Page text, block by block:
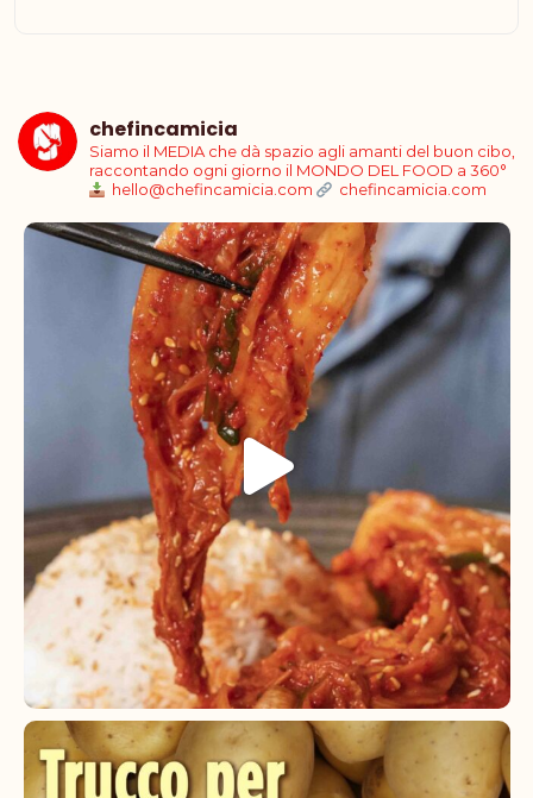
chefincamicia
Siamo il MEDIA che dà spazio agli amanti del buon cibo,
raccontando ogni giorno il MONDO DEL FOOD a 360°
hello@chefincamicia.com
chefincamicia.com